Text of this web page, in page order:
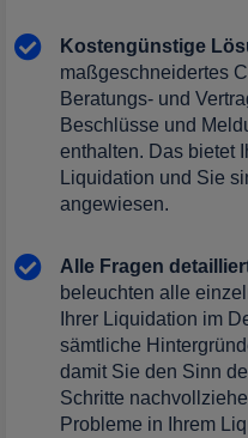
Kostengünstige
maßgeschneidertes
Beratungs- und
Beschlüsse und
enthalten. Das bietet
Liquidation und Sie
angewiesen.
Alle Fragen
beleuchten alle
Ihrer Liquidation im
sämtliche
damit Sie den Sinn
Schritte
Probleme in Ihrem